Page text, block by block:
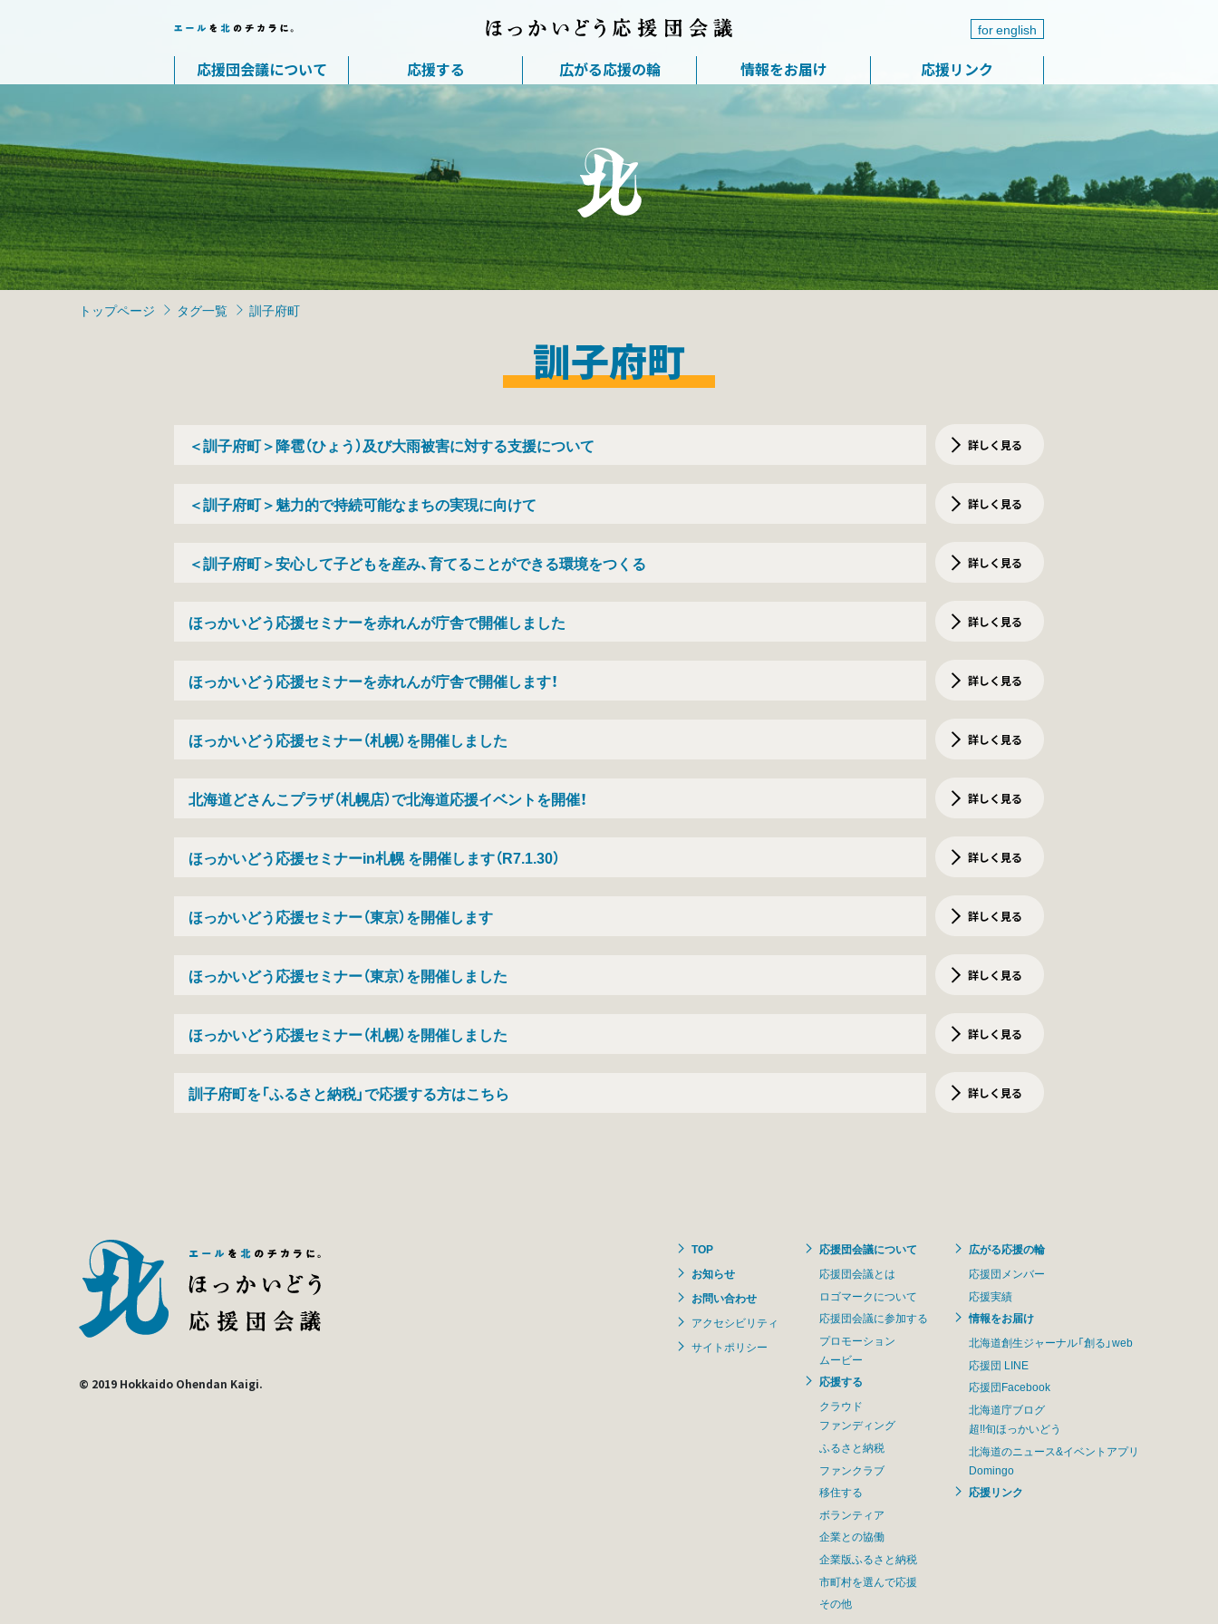
for english
応援団会議について 応援する 広がる応援の輪 情報をお届け 応援リンク
トップページ タグ一覧 訓子府町
訓子府町
＜訓子府町＞降雹（ひょう）及び大雨被害に対する支援について 詳しく見る
＜訓子府町＞魅力的で持続可能なまちの実現に向けて 詳しく見る
＜訓子府町＞安心して子どもを産み、育てることができる環境をつくる 詳しく見る
ほっかいどう応援セミナーを赤れんが庁舎で開催しました 詳しく見る
ほっかいどう応援セミナーを赤れんが庁舎で開催します！ 詳しく見る
ほっかいどう応援セミナー（札幌）を開催しました 詳しく見る
北海道どさんこプラザ（札幌店）で北海道応援イベントを開催！ 詳しく見る
ほっかいどう応援セミナーin札幌 を開催します（R7.1.30） 詳しく見る
ほっかいどう応援セミナー（東京）を開催します 詳しく見る
ほっかいどう応援セミナー（東京）を開催しました 詳しく見る
ほっかいどう応援セミナー（札幌）を開催しました 詳しく見る
訓子府町を「ふるさと納税」で応援する方はこちら 詳しく見る
© 2019 Hokkaido Ohendan Kaigi.
TOP
お知らせ
お問い合わせ
アクセシビリティ
サイトポリシー
応援団会議について
応援団会議とは
ロゴマークについて
応援団会議に参加する
プロモーション
ムービー
応援する
クラウド
ファンディング
ふるさと納税
ファンクラブ
移住する
ボランティア
企業との協働
企業版ふるさと納税
市町村を選んで応援
その他
広がる応援の輪
応援団メンバー
応援実績
情報をお届け
北海道創生ジャーナル「創る」web
応援団 LINE
応援団Facebook
北海道庁ブログ
超!!旬ほっかいどう
北海道のニュース&イベントアプリ
Domingo
応援リンク